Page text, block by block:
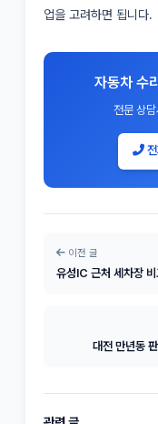
업을 고려하면 됩니다.
자동차 수
전문 상
전
이전 글
유성IC 근처 세차장
대전 만년동